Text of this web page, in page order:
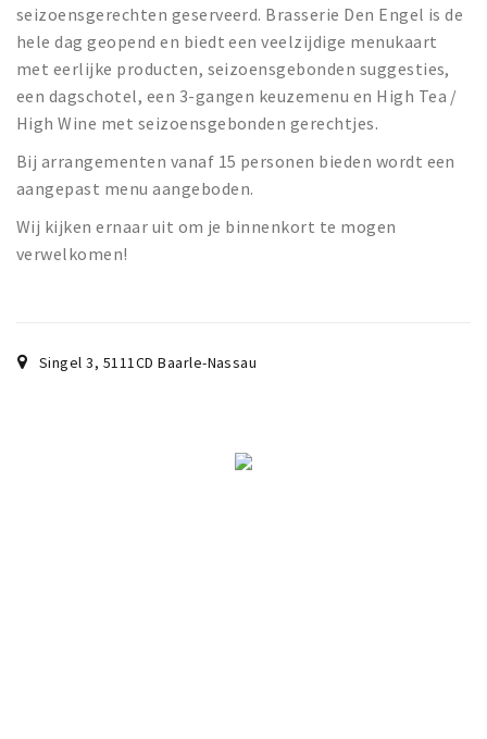
Bezienswaardigheden
Enclaves
Musea, theaters & podia
Fietsroutes
Natuurgebieden
seizoensgerechten geserveerd. Brasserie Den Engel is de
hele dag geopend en biedt een veelzijdige menukaart
met eerlijke producten, seizoensgebonden suggesties,
een dagschotel, een 3-gangen keuzemenu en High Tea /
High Wine met seizoensgebonden gerechtjes.
Bij arrangementen vanaf 15 personen bieden wordt een
aangepast menu aangeboden.
Wij kijken ernaar uit om je binnenkort te mogen
verwelkomen!
Singel 3, 5111CD Baarle-Nassau